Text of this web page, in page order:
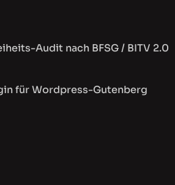
Audit nach BFSG / BITV 2.0
für Wordpress-Gutenberg